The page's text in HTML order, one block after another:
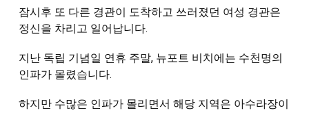
잠시후 또 다른 경관이 도착하고 쓰러졌던 여성 경관은
정신을 차리고 일어납니다.
지난 독립 기념일 연휴 주말, 뉴포트 비치에는 수천명의
인파가 몰렸습니다.
하지만 수많은 인파가 몰리면서 해당 지역은 아수라장이